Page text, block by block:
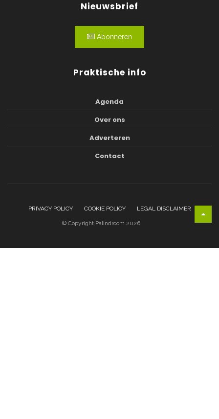
Nieuwsbrief
Abonneren
Praktische info
Agenda
Over ons
Adverteren
Contact
PRIVACY POLICY COOKIE POLICY LEGAL DISCLAIMER
© Copyright Palindroom 2026